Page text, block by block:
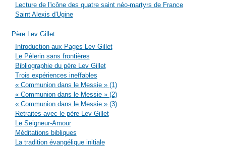
Lecture de l'icône des quatre saint néo-martyrs de France
Saint Alexis d'Ugine
Père Lev Gillet
Introduction aux Pages Lev Gillet
Le Pèlerin sans frontières
Bibliographie du père Lev Gillet
Trois expériences ineffables
« Communion dans le Messie » (1)
« Communion dans le Messie » (2)
« Communion dans le Messie » (3)
Retraites avec le père Lev Gillet
Le Seigneur-Amour
Méditations bibliques
La tradition évangélique initiale